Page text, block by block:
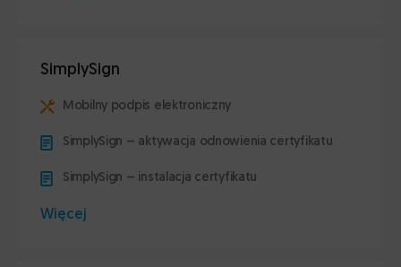
SimplySign
Mobilny podpis elektroniczny
SimplySign – aktywacja odnowienia certyfikatu
SimplySign – instalacja certyfikatu
Więcej